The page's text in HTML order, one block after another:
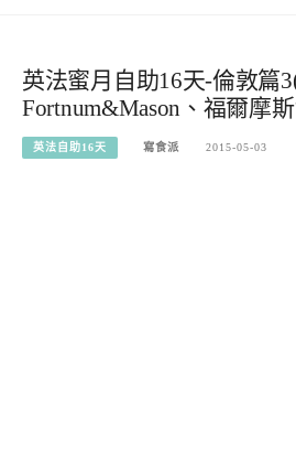
英法蜜月自助16天-倫敦篇
Fortnum&Mason、福爾摩
英法自助16天 寫食派 2015-05-03